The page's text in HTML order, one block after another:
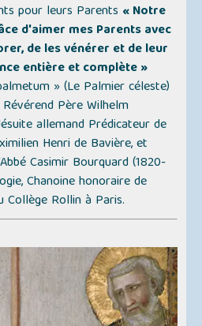
pour leurs Parents « Notre
d'aimer mes Parents avec
de les vénérer et de leur
entière et complète »
» (Le Palmier céleste)
Père Wilhelm
allemand Prédicateur de
Henri de Bavière, et
Casimir Bourquard (1820-
Chanoine honoraire de
Rollin à Paris.